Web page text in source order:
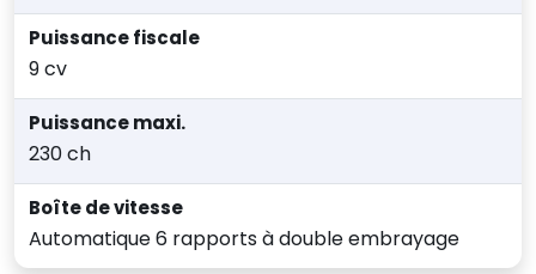
Puissance fiscale
9 cv
Puissance maxi.
230 ch
Boîte de vitesse
Automatique 6 rapports à double embrayage